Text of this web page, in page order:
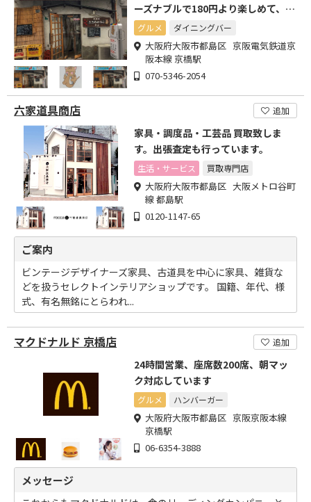
ーズナブルで180円より楽しめて、あ
ては80円からあります!
グルメ ダイニングバー
大阪府大阪市都島区 京阪電気鉄道京
阪本線 京橋駅
070-5346-2054
六家道具商店 追加
家具・調度品・工芸品 買取致しま
す。出張査定も行っています。
生活・サービス 買取専門店
大阪府大阪市都島区 大阪メトロ谷町
線 都島駅
0120-1147-65
ご案内
ビンテージデザイナーズ家具、古道具を中心に家具、雑貨な
どを扱うセレクトインテリアショップです。 国籍、年代、様
式、有名無銘にとらわれ...
マクドナルド 京橋店 追加
24時間営業、座席数200席、朝マッ
ク対応しています
グルメ ハンバーガー
大阪府大阪市都島区 京阪京阪本線
京橋駅
06-6354-3888
メッセージ